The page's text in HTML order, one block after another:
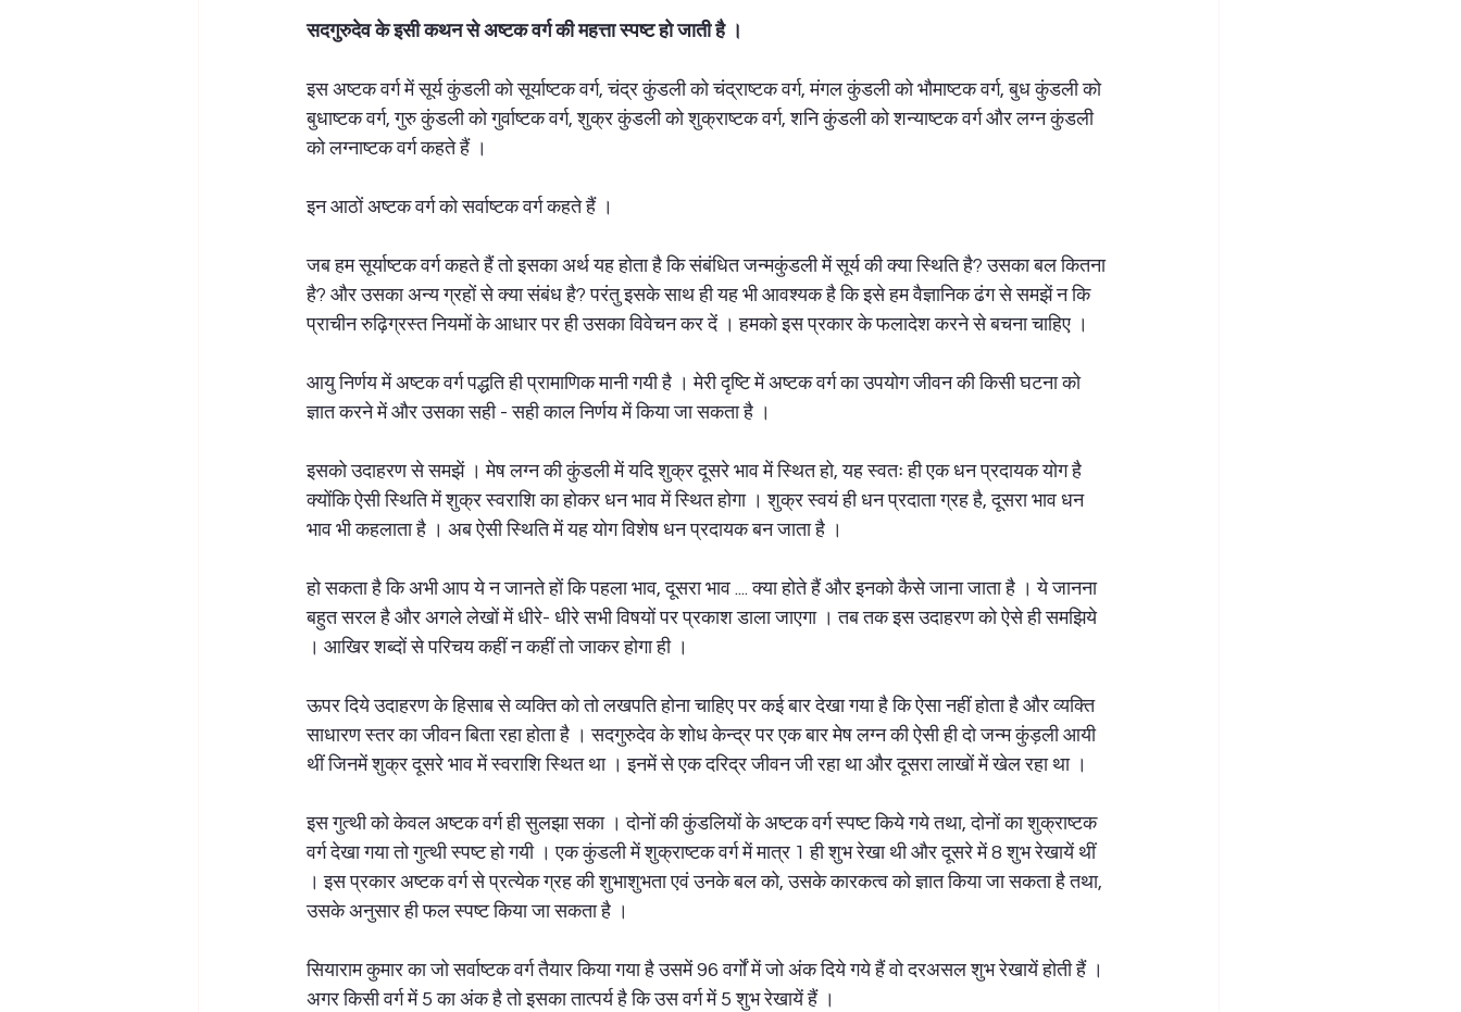
सदगुरुदेव के इसी कथन से अष्टक वर्ग की महत्ता स्पष्ट हो जाती है ।
इस अष्टक वर्ग में सूर्य कुंडली को सूर्याष्टक वर्ग, चंद्र कुंडली को चंद्राष्टक वर्ग, मंगल कुंडली को भौमाष्टक वर्ग, बुध कुंडली को
बुधाष्टक वर्ग, गुरु कुंडली को गुर्वाष्टक वर्ग, शुक्र कुंडली को शुक्राष्टक वर्ग, शनि कुंडली को शन्याष्टक वर्ग और लग्न कुंडली
को लग्नाष्टक वर्ग कहते हैं ।
इन आठों अष्टक वर्ग को सर्वाष्टक वर्ग कहते हैं ।
जब हम सूर्याष्टक वर्ग कहते हैं तो इसका अर्थ यह होता है कि संबंधित जन्मकुंडली में सूर्य की क्या स्थिति है? उसका बल कितना
है? और उसका अन्य ग्रहों से क्या संबंध है? परंतु इसके साथ ही यह भी आवश्यक है कि इसे हम वैज्ञानिक ढंग से समझें न कि
प्राचीन रुढ़िग्रस्त नियमों के आधार पर ही उसका विवेचन कर दें । हमको इस प्रकार के फलादेश करने से बचना चाहिए ।
आयु निर्णय में अष्टक वर्ग पद्धति ही प्रामाणिक मानी गयी है । मेरी दृष्टि में अष्टक वर्ग का उपयोग जीवन की किसी घटना को
ज्ञात करने में और उसका सही - सही काल निर्णय में किया जा सकता है ।
इसको उदाहरण से समझें । मेष लग्न की कुंडली में यदि शुक्र दूसरे भाव में स्थित हो, यह स्वतः ही एक धन प्रदायक योग है
क्योंकि ऐसी स्थिति में शुक्र स्वराशि का होकर धन भाव में स्थित होगा । शुक्र स्वयं ही धन प्रदाता ग्रह है, दूसरा भाव धन
भाव भी कहलाता है । अब ऐसी स्थिति में यह योग विशेष धन प्रदायक बन जाता है ।
हो सकता है कि अभी आप ये न जानते हों कि पहला भाव, दूसरा भाव .... क्या होते हैं और इनको कैसे जाना जाता है । ये जानना
बहुत सरल है और अगले लेखों में धीरे- धीरे सभी विषयों पर प्रकाश डाला जाएगा । तब तक इस उदाहरण को ऐसे ही समझिये
। आखिर शब्दों से परिचय कहीं न कहीं तो जाकर होगा ही ।
ऊपर दिये उदाहरण के हिसाब से व्यक्ति को तो लखपति होना चाहिए पर कई बार देखा गया है कि ऐसा नहीं होता है और व्यक्ति
साधारण स्तर का जीवन बिता रहा होता है । सदगुरुदेव के शोध केन्द्र पर एक बार मेष लग्न की ऐसी ही दो जन्म कुंड़ली आयी
थीं जिनमें शुक्र दूसरे भाव में स्वराशि स्थित था । इनमें से एक दरिद्र जीवन जी रहा था और दूसरा लाखों में खेल रहा था ।
इस गुत्थी को केवल अष्टक वर्ग ही सुलझा सका । दोनों की कुंडलियों के अष्टक वर्ग स्पष्ट किये गये तथा, दोनों का शुक्राष्टक
वर्ग देखा गया तो गुत्थी स्पष्ट हो गयी । एक कुंडली में शुक्राष्टक वर्ग में मात्र 1 ही शुभ रेखा थी और दूसरे में 8 शुभ रेखायें थीं
। इस प्रकार अष्टक वर्ग से प्रत्येक ग्रह की शुभाशुभता एवं उनके बल को, उसके कारकत्व को ज्ञात किया जा सकता है तथा,
उसके अनुसार ही फल स्पष्ट किया जा सकता है ।
सियाराम कुमार का जो सर्वाष्टक वर्ग तैयार किया गया है उसमें 96 वर्गों में जो अंक दिये गये हैं वो दरअसल शुभ रेखायें होती हैं ।
अगर किसी वर्ग में 5 का अंक है तो इसका तात्पर्य है कि उस वर्ग में 5 शुभ रेखायें हैं ।